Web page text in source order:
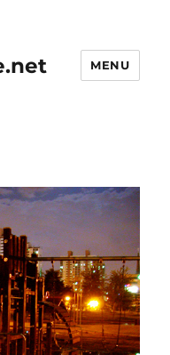
MENU